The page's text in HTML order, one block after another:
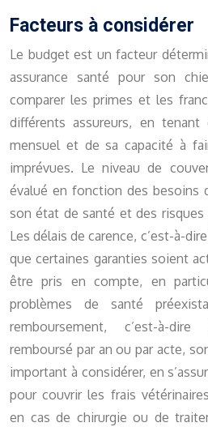
Facteurs à considérer
Le budget est un facteur
assurance santé pour son
comparer les primes et les
différents assureurs, en
mensuel et de sa capacité à
imprévues. Le niveau de
évalué en fonction des besoins
son état de santé et des
Les délais de carence, c’est-à-
que certaines garanties soient
être pris en compte, en
problèmes de santé
remboursement, c’est-à-
remboursé par an ou par acte,
important à considérer, en
pour couvrir les frais
en cas de chirurgie ou de